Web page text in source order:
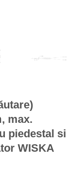
max.
piedestal si
WISKA